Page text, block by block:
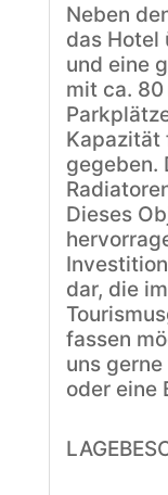
Neben
das Hotel
und eine
mit ca. 80
Kapazität
gegeben.
Dieses
dar, die
fassen
uns
oder eine